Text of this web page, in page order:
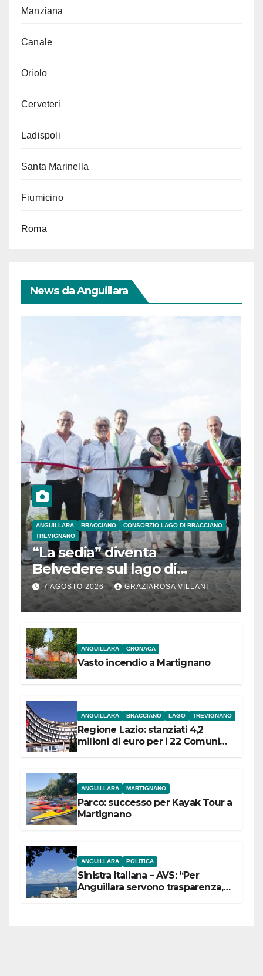
Manziana
Canale
Oriolo
Cerveteri
Ladispoli
Santa Marinella
Fiumicino
Roma
News da Anguillara
ANGUILLARA BRACCIANO
CONSORZIO LAGO DI BRACCIANO
TREVIGNANO
“La sedia” diventa
Belvedere sul lago di
Bracciano: ieri
l’inaugurazione
7 AGOSTO 2026 GRAZIAROSA VILLANI
ANGUILLARA CRONACA
Vasto incendio a Martignano
ANGUILLARA BRACCIANO LAGO TREVIGNANO
Regione Lazio: stanziati 4,2
milioni di euro per i 22 Comuni
ANGUILLARA MARTIGNANO
Parco: successo per Kayak Tour a
Martignano
ANGUILLARA POLITICA
Sinistra Italiana – AVS: “Per
Anguillara servono trasparenza,